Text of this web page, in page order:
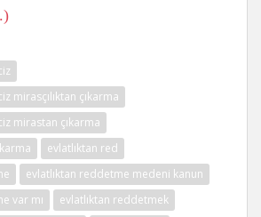
mirasçılıktan çıkarma
mirastan çıkarma
evlatlıktan red
evlatlıktan reddetme medeni kanun
var mı
evlatlıktan reddetmek